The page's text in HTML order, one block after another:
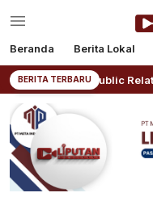
Beranda Berita Lokal
BERITA TERBARU
Public Relations